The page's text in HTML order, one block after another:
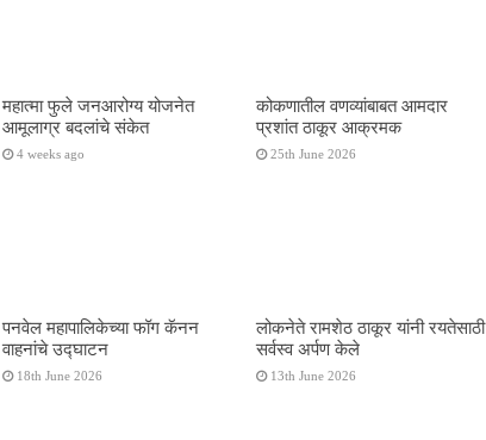
महात्मा फुले जनआरोग्य योजनेत
आमूलाग्र बदलांचे संकेत
4 weeks ago
कोकणातील वणव्यांबाबत आमदार
प्रशांत ठाकूर आक्रमक
25th June 2026
पनवेल महापालिकेच्या फॉग कॅनन
वाहनांचे उद्घाटन
18th June 2026
लोकनेते रामशेठ ठाकूर यांनी रयतेसाठी
सर्वस्व अर्पण केले
13th June 2026